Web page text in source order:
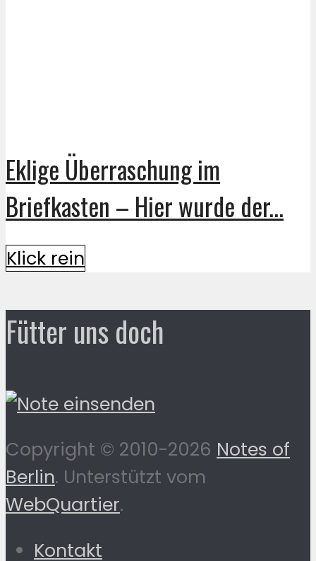
Eklige Überraschung im
Briefkasten – Hier wurde der...
Klick rein
Fütter uns doch
Copyright © 2010-2026 Notes of
Berlin. Unterstützt vom
WebQuartier.
Kontakt